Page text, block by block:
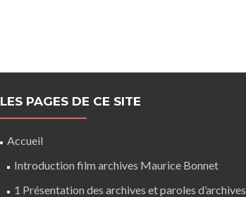
LES PAGES DE CE SITE
Accueil
Introduction film archives Maurice Bonnet
1 Présentation des archives et paroles d’archives